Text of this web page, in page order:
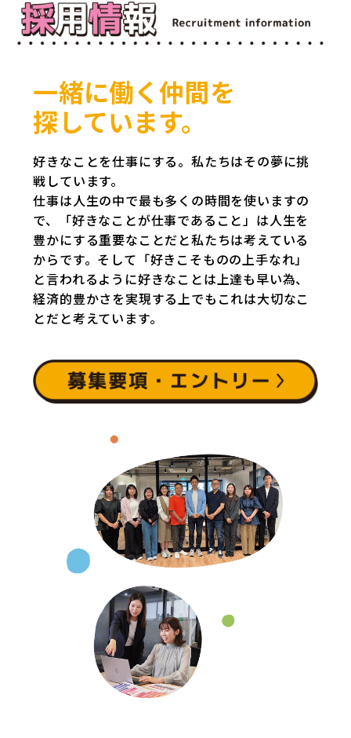
一緒に働く仲間を
探しています。
好きなことを仕事にする。私たちはその夢に挑
戦しています。
仕事は人生の中で最も多くの時間を使いますの
で、「好きなことが仕事であること」は人生を
豊かにする重要なことだと私たちは考えている
からです。そして「好きこそものの上手なれ」
と言われるように好きなことは上達も早い為、
経済的豊かさを実現する上でもこれは大切なこ
とだと考えています。